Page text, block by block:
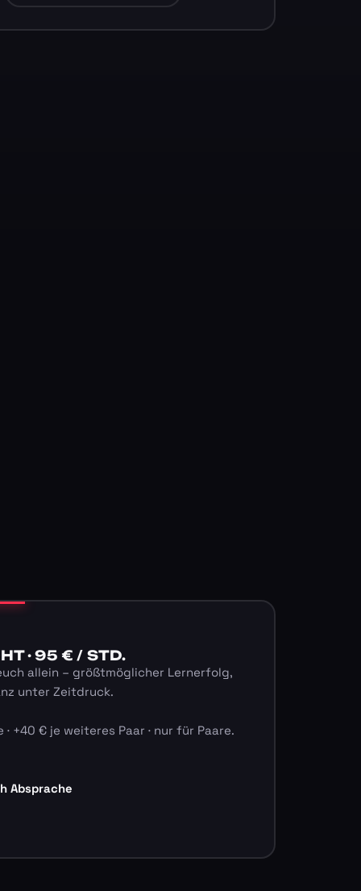
· 95 € / STD.
allein – größtmöglicher Lernerfolg,
unter Zeitdruck.
+40 € je weiteres Paar · nur für Paare.
Absprache